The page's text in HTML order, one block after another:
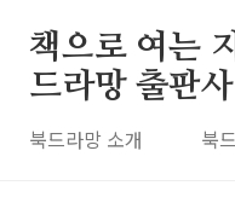
책으로 여는
드라망 출판사
북드라망 소개 북